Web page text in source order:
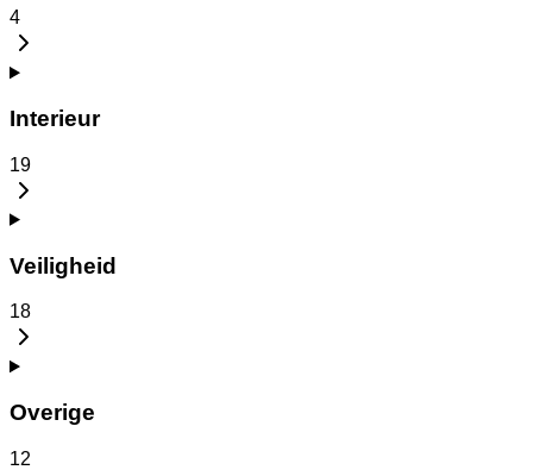
4
Interieur
19
Veiligheid
18
Overige
12